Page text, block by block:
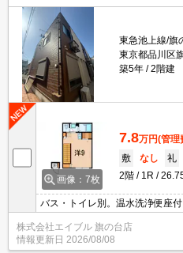
東急池上線/旗
東京都品川区
築5年
2階建
画像：7枚
7.8万円(管理
敷
なし 礼
2階
1R
バス・トイレ別。温水洗浄便座
手数料5,500円。1年未満の解約
ルームクリーニング費用は実費
株式会社エイブル 旗の台店
情報更新日 2026/08/08